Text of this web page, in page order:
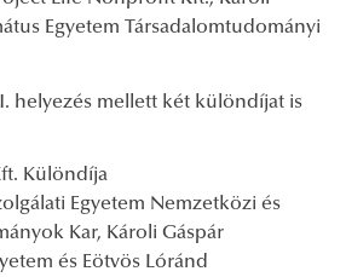
Egyetem Társadalomtudományi
helyezés mellett két különdíjat is
Különdíja
Egyetem Nemzetközi és
Kar, Károli Gáspár
és Eötvös Lóránd